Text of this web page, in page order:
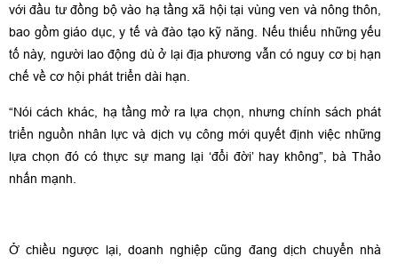
với đầu tư đồng bộ vào hạ tầng xã hội tại vùng ven và nông thôn,
bao gồm giáo dục, y tế và đào tạo kỹ năng. Nếu thiếu những yếu
tố này, người lao động dù ở lại địa phương vẫn có nguy cơ bị hạn
chế về cơ hội phát triển dài hạn.
“Nói cách khác, hạ tầng mở ra lựa chọn, nhưng chính sách phát
triển nguồn nhân lực và dịch vụ công mới quyết định việc những
lựa chọn đó có thực sự mang lại ‘đổi đời’ hay không”, bà Thảo
nhấn mạnh.
Ở chiều ngược lại, doanh nghiệp cũng đang dịch chuyển nhà